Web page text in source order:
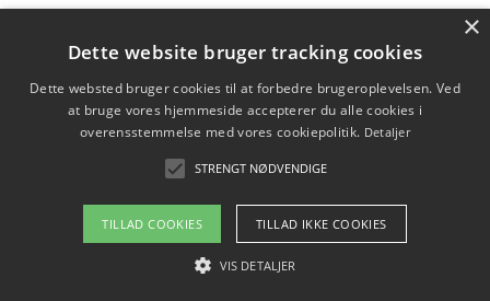
Hvordan kan gaver til unge voksne støtte bevarelsen
Copyright 2026 - Pilanto Aps
Om / kontakt
Blog Betingelser
×
Dette website bruger tracking cookies
Dette websted bruger cookies til at forbedre brugeroplevelsen. Ved
at bruge vores hjemmeside accepterer du alle cookies i
overensstemmelse med vores cookiepolitik. Detaljer
STRENGT NØDVENDIGE
TILLAD COOKIES TILLAD IKKE COOKIES
VIS DETALJER